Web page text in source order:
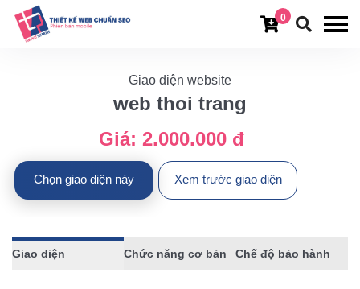
0
Giao diện website
web thoi trang
Giá: 2.000.000 đ
Chọn giao diện này Xem trước giao diện
Giao diện Chức năng cơ bản Chế độ bảo hành